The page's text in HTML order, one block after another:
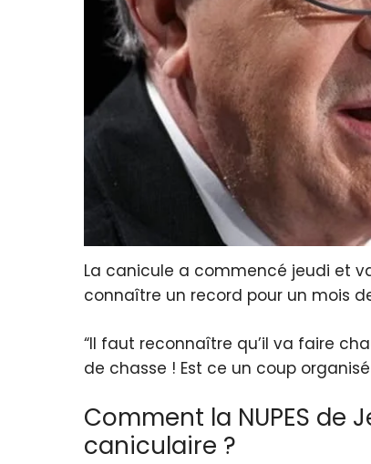
La canicule a commencé jeudi et
connaître un record pour un mois
“Il faut reconnaître qu’il va faire
de chasse ! Est ce un coup
Comment la NUPES
caniculaire ?